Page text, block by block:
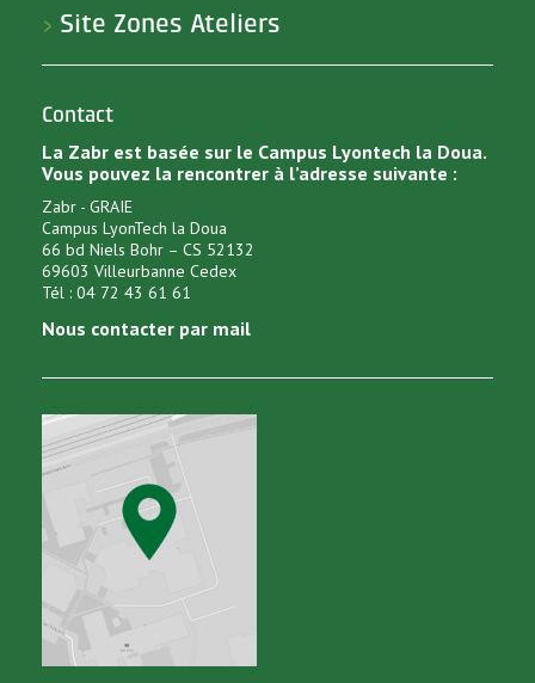
> Site Zones Ateliers
Contact
La Zabr est basée sur le Campus Lyontech la Doua.
Vous pouvez la rencontrer à l’adresse suivante :
Zabr - GRAIE
Campus LyonTech la Doua
66 bd Niels Bohr – CS 52132
69603 Villeurbanne Cedex
Tél : 04 72 43 61 61
Nous contacter par mail